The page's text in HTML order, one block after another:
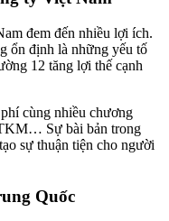
đem đến nhiều lợi ích.
ổn định là những yếu tố
12 tăng lợi thế cạnh
cùng nhiều chương
Sự bài bản trong
sự thuận tiện cho người
Quốc